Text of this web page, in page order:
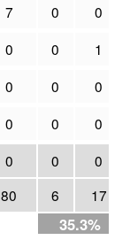
7 0
0
0 0
1
0 0
0
0 0 0
0 0 0
80 6 17
35.3%